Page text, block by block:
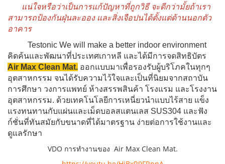
แน่ใจหรือว่าเป็นการแก้ปัญหาที่ถูกวิธี จะดีกว่ามั้ยถ้าเรา
สามารถป้องกันฝุ่นละออง และสิ่งเจือปนได้ตั้งแต่ด้านนอกตัว
อาคาร
Testonic We will make a better indoor environment
คิดค้นและพัฒนาที่ประเทศเกาหลี และได้มีการจดสิทธิบัตร
Air Max Clean Mat. ออกแบบมาเพื่อรองรับผู้บริโภคในทุกๆ
อุตสาหกรรม จนได้รับความไว้ใจและเป็นที่นิยมจากสถาบัน
การศึกษา วงการแพทย์ ห้างสรรพสินค้า โรงแรม และโรงงาน
อุตสาหกรรม. ด้วยเทคโนโลยีการเหนี่ยวนำแบบไร้สาย แข็ง
แรงทนทานกับแผ่นและเม็ดบอลสแตนเลส SUS304 และฟัง
ก์ชั่นที่ทันสมัยกับขนาดที่ได้มาตรฐาน ง่ายต่อการใช้งานและ
ดูแลรักษา
VDO การทำงานของ Air Max Clean Mat.